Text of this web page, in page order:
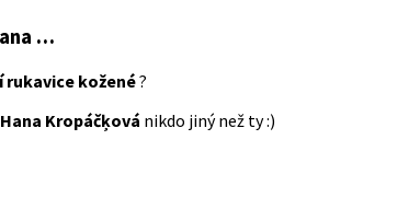
…
rukavice kožené?
Hana Kropáčķová nikdo jiný než ty :)